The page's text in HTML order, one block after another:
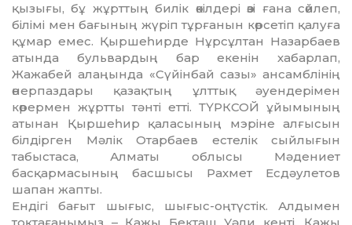
қызығы, бұ жұрттың билік өкілдері өзі ғана сөйлеп,
білімі мен бағының жүріп тұрғанын көрсетіп қалуға
құмар емес. Қыршеһирде Нұрсұлтан Назарбаев
атында бульвардың бар екенін хабарлап,
Жажабей алаңында «Сүйінбай сазы» ансамблінің
өнерпаздары қазақ­тың ұлттық әуендерімен
көрермен жұрт­ты тәнті етті. ТҮРКСОЙ ұйымының
атынан Қыршеһир қаласының мэріне алғысын
білдірген Мәлік Отарбаев естелік сыйлы­ғын
табыстаса, Алматы облысы Мәдениет
басқармасының басшысы Рахмет Есдәулетов
шапан жапты.
Ендігі бағыт шығыс, шығыс-оңтүстік. Алдымен